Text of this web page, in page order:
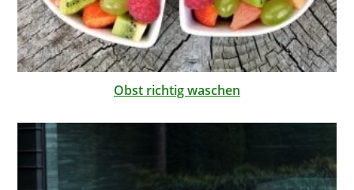
Obst richtig waschen